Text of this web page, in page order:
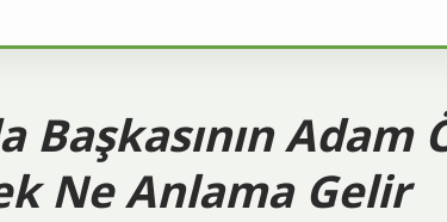
Başkasının
Ne Anlama Gelir